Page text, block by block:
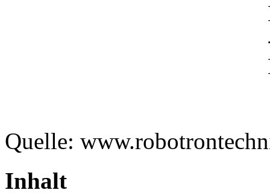
Quelle:
Inhalt